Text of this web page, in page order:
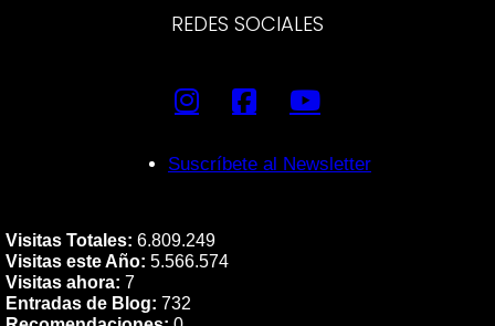
REDES SOCIALES
Suscríbete al Newsletter
Visitas Totales: 6.809.249
Visitas este Año: 5.566.574
Visitas ahora: 7
Entradas de Blog: 732